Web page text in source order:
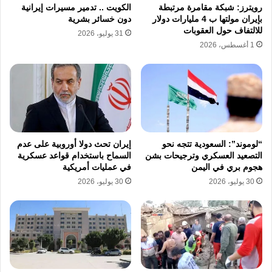
عدة دول خليجية.
قطر: استهداف متعمد رغم سياسة عدم التصعيد
وأكدت قطر أنها انتهجت سياسة عدم الانخراط في
التصعيد منذ بداية الأزمة، إلا أن الهجمات الأخيرة
تعكس إصرارًا على استهدافها ودول الجوار، في
سلوك وصفته بأنه غير مسؤول ويقوض الأمن
الإقليمي.
المدنية ومنشآت الطاقة، سواء داخل المنطقة أو
في إيران، حفاظًا على استقرار الأسواق العالمية.
رويترز: شبكة مقامرة مرتبطة
بإيران مولتها ب 4 مليارات دولار
للالتفاف حول العقوبات
1 أغسطس، 2026
الكويت .. تدمير مسيرات إيرانية
دون خسائر بشرية
31 يوليو، 2026
“لوموند”: السعودية تتجه نحو
التصعيد العسكري وترجيحات بشن
هجوم بري في اليمن
30 يوليو، 2026
إيران تحث دولا أوروبية على عدم
السماح باستخدام قواعد عسكرية
في عمليات أمريكية
30 يوليو، 2026